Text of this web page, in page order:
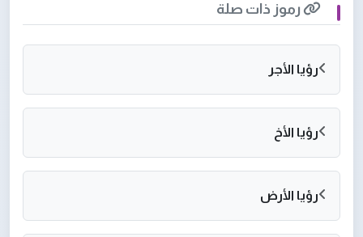
رموز ذات صلة
رؤيا الأجر
رؤيا الأخ
رؤيا الأرض